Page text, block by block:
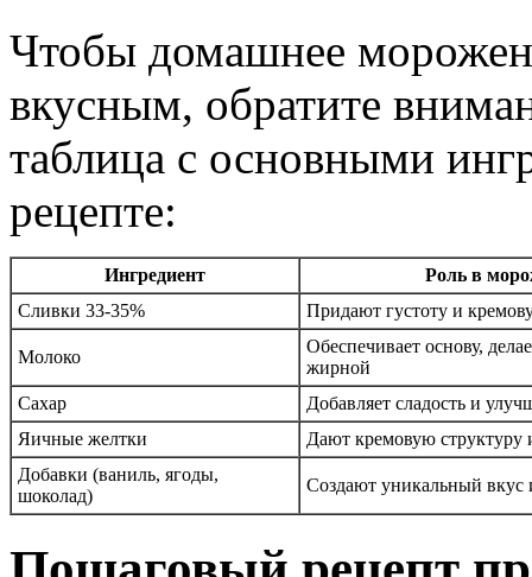
Чтобы домашнее
вкусным, обратите
таблица с основными
рецепте:
Ингредиент
Роль в
Сливки 33-35%
Придают густоту и
Молоко
Обеспечивает основу,
жирной
Сахар
Добавляет сладость и
Яичные желтки
Дают кремовую структуру
Добавки (ваниль, ягоды,
шоколад)
Создают уникальный вкус